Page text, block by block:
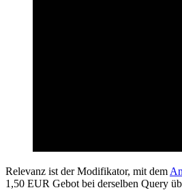
Relevanz ist der Modifikator, mit dem
1,50 EUR Gebot bei derselben Query